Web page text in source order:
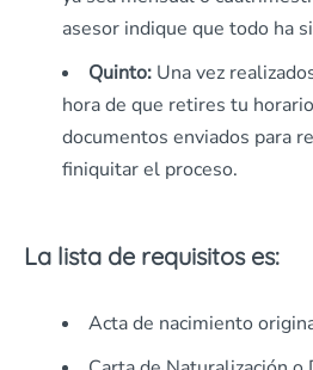
asesor indique que todo ha
Quinto: Una vez
hora de que retires tu
documentos enviados para
finiquitar el proceso.
La lista de requisitos es:
Acta de nacimiento